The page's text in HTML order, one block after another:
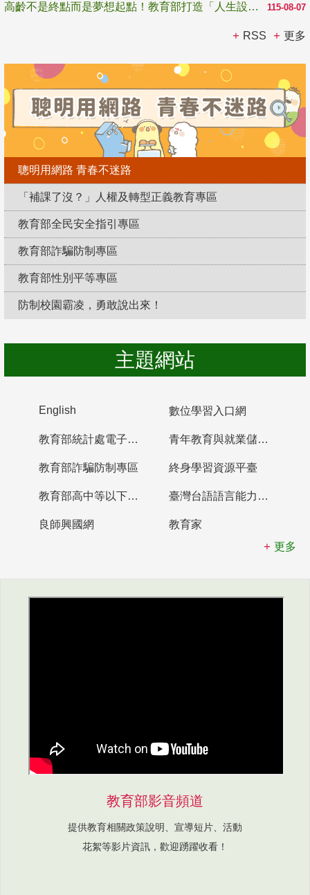
115-08-07
高齡不是終點而是夢想起點！教育部打造「人生設計夢工場」 參展第3屆高齡健康產業博覽會
RSS 更多
聰明用網路 青春不迷路
「補課了沒？」人權及轉型正義教育專區
教育部全民安全指引專區
教育部詐騙防制專區
教育部性別平等專區
防制校園霸凌，勇敢說出來！
主題網站
English 數位學習入口網
教育部統計處電子書櫃 青年教育與就業儲蓄帳戶
教育部詐騙防制專區 終身學習資源平臺
教育部高中等以下學校及幼兒園教師資格檢定考試 臺灣台語語言能力認證網站
良師興國網
教育家
更多
教育部影音頻道
提供教育相關政策說明、宣導短片、活動
花絮等影片資訊，歡迎踴躍收看！